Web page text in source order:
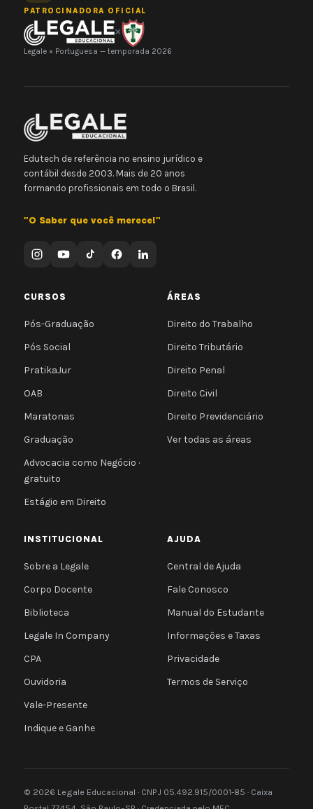
PATROCINADORA OFICIAL
×
Legale × Portuguesa — temporada 2026
Edutech de referência no ensino jurídico e
contábil desde 2003. Mais de 20 anos
formando profissionais em todo o Brasil.
"O Saber que você merece!"
CURSOS
Pós-Graduação
Pós Social
PratikaJur
OAB
Maratonas
Graduação
Advocacia como Negócio ·
gratuito
Estágio em Direito
ÁREAS
Direito do Trabalho
Direito Tributário
Direito Penal
Direito Civil
Direito Previdenciário
Ver todas as áreas
INSTITUCIONAL
Sobre a Legale
Corpo Docente
Biblioteca
Legale In Company
CPA
Ouvidoria
Vale-Presente
Indique e Ganhe
AJUDA
Central de Ajuda
Fale Conosco
Manual do Estudante
Informações e Taxas
Privacidade
Termos de Serviço
© 2026 Legale Educacional · CNPJ 05.492.915/0001-85 · Caixa